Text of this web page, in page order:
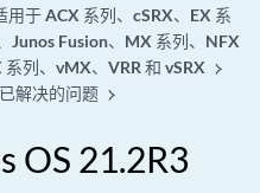
用于 ACX 系列、cSRX、EX 系
Junos Fusion、MX 系列、NFX
列、vMX、VRR 和 vSRX
已解决的问题
OS 21.2R3